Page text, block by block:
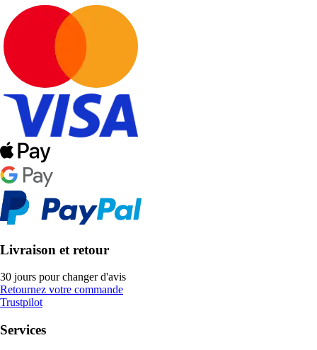
Livraison et retour
30 jours pour changer d'avis
Retournez votre commande
Trustpilot
Services